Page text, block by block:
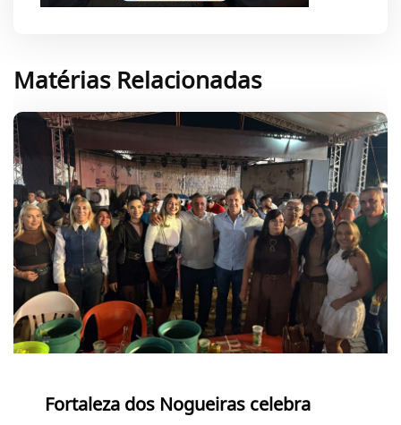
Matérias Relacionadas
Fortaleza dos Nogueiras celebra